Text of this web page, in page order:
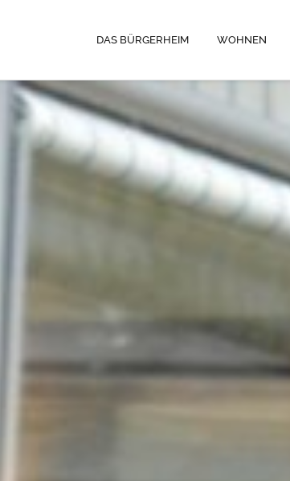
DAS BÜRGERHEIM WOHNEN